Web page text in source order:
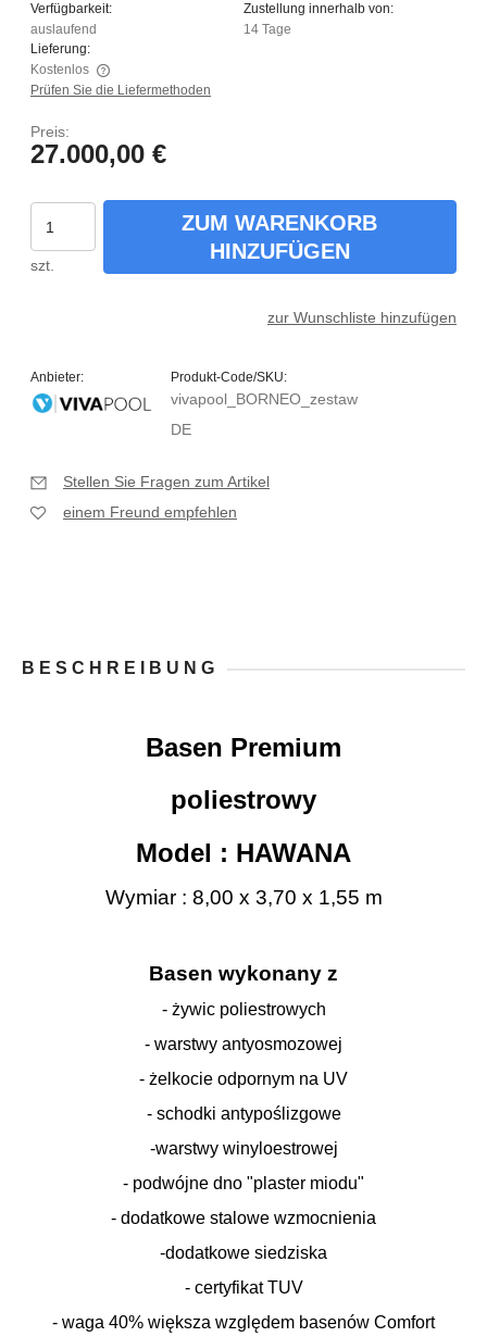
Verfügbarkeit:
auslaufend
Zustellung innerhalb von:
14 Tage
Lieferung:
Kostenlos
Der Preis enthält keine eventuellen Zahlungskosten
Prüfen Sie die Liefermethoden
Preis:
27.000,00 €
szt.
ZUM WARENKORB
HINZUFÜGEN
zur Wunschliste hinzufügen
Anbieter: Produkt-Code/SKU:
vivapool_BORNEO_zestaw
DE
Stellen Sie Fragen zum Artikel
einem Freund empfehlen
BESCHREIBUNG
Basen Premium
poliestrowy
Model : HAWANA
Wymiar : 8,00 x 3,70 x 1,55 m
Basen wykonany z
- żywic poliestrowych
- warstwy antyosmozowej
- żelkocie odpornym na UV
- schodki antypoślizgowe
-warstwy winyloestrowej
- podwójne dno "plaster miodu"
- dodatkowe stalowe wzmocnienia
-dodatkowe siedziska
- certyfikat TUV
- waga 40% większa względem basenów Comfort